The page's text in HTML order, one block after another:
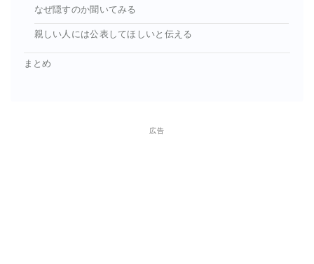
なぜ隠すのか聞いてみる
親しい人には公表してほしいと伝える
まとめ
広告